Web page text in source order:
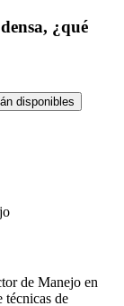
¿qué
disponibles
de Manejo en
técnicas de